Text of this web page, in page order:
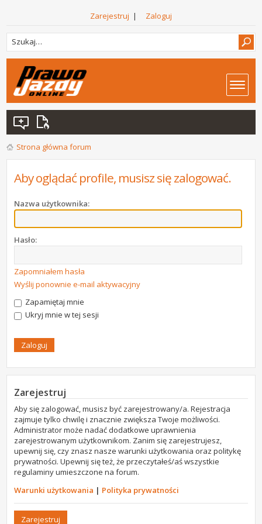
Zarejestruj | Zaloguj
Strona główna forum
Aby oglądać profile, musisz się zalogować.
Nazwa użytkownika:
Hasło:
Zapomniałem hasła
Wyślij ponownie e-mail aktywacyjny
Zapamiętaj mnie
Ukryj mnie w tej sesji
Zarejestruj
Aby się zalogować, musisz być zarejestrowany/a. Rejestracja
zajmuje tylko chwilę i znacznie zwiększa Twoje możliwości.
Administrator może nadać dodatkowe uprawnienia
zarejestrowanym użytkownikom. Zanim się zarejestrujesz,
upewnij się, czy znasz nasze warunki użytkowania oraz politykę
prywatności. Upewnij się też, że przeczytałeś/aś wszystkie
regulaminy umieszczone na forum.
Warunki użytkowania | Polityka prywatności
Zarejestruj